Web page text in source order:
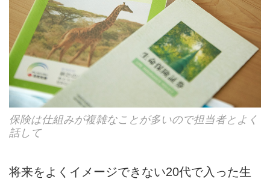
保険は仕組みが複雑なことが多いので担当者とよく
話して
将来をよくイメージできない20代で入った生